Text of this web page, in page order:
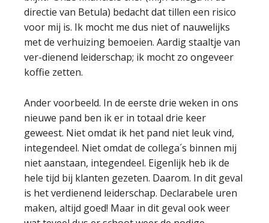
directie van Betula) bedacht dat tillen een risico
voor mij is. Ik mocht me dus niet of nauwelijks
met de verhuizing bemoeien. Aardig staaltje van
ver-dienend leiderschap; ik mocht zo ongeveer
koffie zetten.
Ander voorbeeld. In de eerste drie weken in ons
nieuwe pand ben ik er in totaal drie keer
geweest. Niet omdat ik het pand niet leuk vind,
integendeel. Niet omdat de collega´s binnen mij
niet aanstaan, integendeel. Eigenlijk heb ik de
hele tijd bij klanten gezeten. Daarom. In dit geval
is het verdienend leiderschap. Declarabele uren
maken, altijd goed! Maar in dit geval ook weer